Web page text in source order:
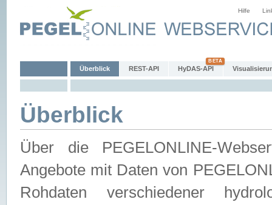
Hilfe
Überblick REST-API HyDAS-API
Überblick
Über die PEGELONLINE-
Angebote mit Daten von
Rohdaten verschiedener